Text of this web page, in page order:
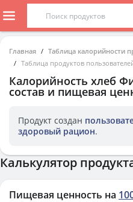
Главная
Таблица калорийности
Таблица продуктов
Калорийность хлеб
состав и пищевая
Продукт создан
здоровый рацион.
Калькулятор
Пищевая ценность на